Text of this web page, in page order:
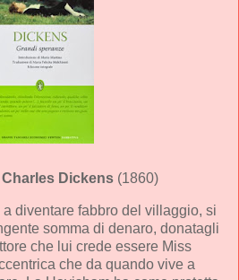
Charles Dickens (1860)
diventare fabbro del villaggio, si
somma di denaro, donatagli
che lui crede essere Miss
che da quando vive a